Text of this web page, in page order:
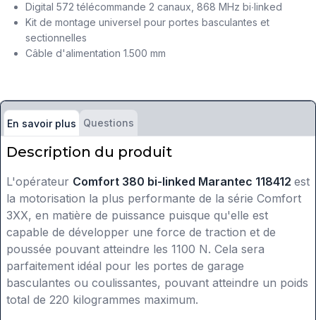
Digital 572 télécommande 2 canaux, 868 MHz bi∙linked
Kit de montage universel pour portes basculantes et
sectionnelles
Câble d'alimentation 1.500 mm
En savoir plus Questions
Description du produit
L'opérateur Comfort 380 bi-linked Marantec 118412 est
la motorisation la plus performante de la série Comfort
3XX, en matière de puissance puisque qu'elle est
capable de développer une force de traction et de
poussée pouvant atteindre les 1100 N. Cela sera
parfaitement idéal pour les portes de garage
basculantes ou coulissantes, pouvant atteindre un poids
total de 220 kilogrammes maximum.